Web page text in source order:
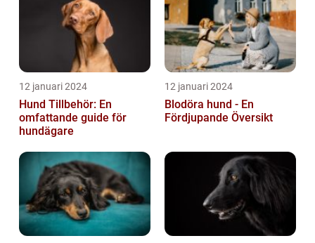
12 januari 2024
Hund Tillbehör: En
omfattande guide för
hundägare
12 januari 2024
Blodöra hund - En
Fördjupande Översikt